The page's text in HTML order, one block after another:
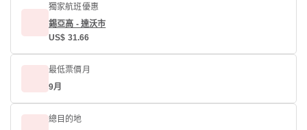
獨家航班優惠
錫亞高 - 達沃市
US$ 31.66
最低票價月
9月
總目的地